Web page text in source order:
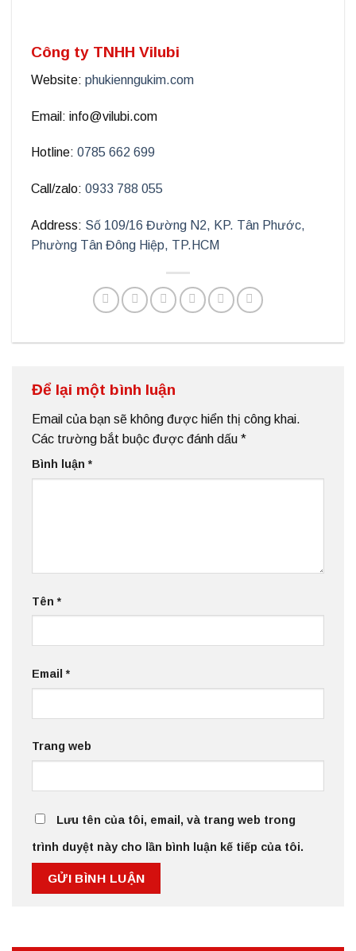
Công ty TNHH Vilubi
Website: phukienngukim.com
Email : info@vilubi.com
Hotline: 0785 662 699
Call/zalo: 0933 788 055
Address: Số 109/16 Đường N2, KP. Tân Phước,
Phường Tân Đông Hiệp, TP.HCM
Để lại một bình luận
Email của bạn sẽ không được hiển thị công khai.
Các trường bắt buộc được đánh dấu *
Bình luận*
Tên*
Email*
Trang web
Lưu tên của tôi, email, và trang web trong
trình duyệt này cho lần bình luận kế tiếp của tôi.